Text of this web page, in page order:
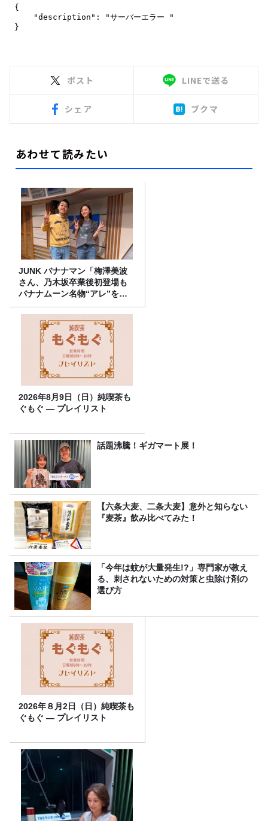
ポスト LINEで送る
シェア ブクマ
あわせて読みたい
JUNK バナナマン「梅澤美波
さん、乃木坂卒業後初登場も
バナナムーン名物“アレ”を喰
らう」
2026年8月9日（日）純喫茶も
ぐもぐ ― プレイリスト
話題沸騰！ギガマート展！
【六条大麦、二条大麦】意外と知らない
『麦茶』飲み比べてみた！
「今年は蚊が大量発生!?」専門家が教え
る、刺されないための対策と虫除け剤の
選び方
2026年８月2日（日）純喫茶も
ぐもぐ ― プレイリスト